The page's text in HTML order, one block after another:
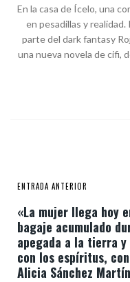
En la casa de Ícelo, una
en pesadillas y realidad.
parte del dark fantasy
una nueva novela de cifi,
ENTRADA ANTERIOR
«La mujer llega hoy
bagaje acumulado
apegada a la tierra
con los espíritus,
Alicia Sánchez